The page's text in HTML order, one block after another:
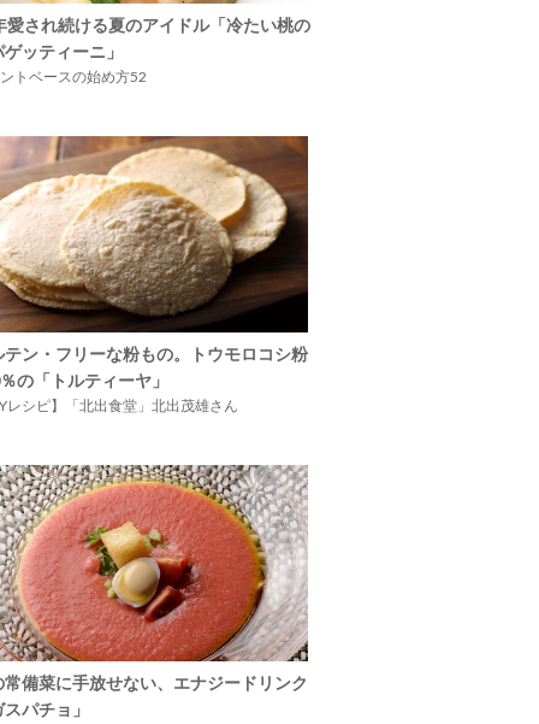
愛され続ける夏のアイドル「冷たい桃の
ッティーニ」
トベースの始め方52
テン・フリーな粉もの。トウモロコシ粉
の「トルティーヤ」
レシピ】「北出食堂」北出茂雄さん
常備菜に手放せない、エナジードリンク
パチョ」